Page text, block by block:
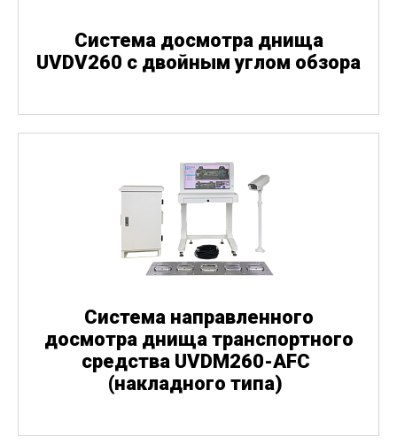
Система досмотра днища
UVDV260 с двойным углом обзора
Система направленного
досмотра днища транспортного
средства UVDM260-AFC
(накладного типа)